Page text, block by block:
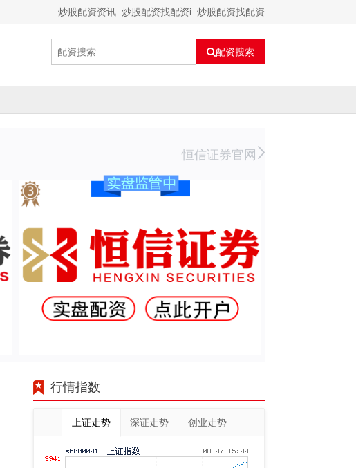
炒股配资资讯_炒股配资找配资i_炒股配资找配资
配资搜索
恒信证券官网
行情指数
上证走势 深证走势 创业走势